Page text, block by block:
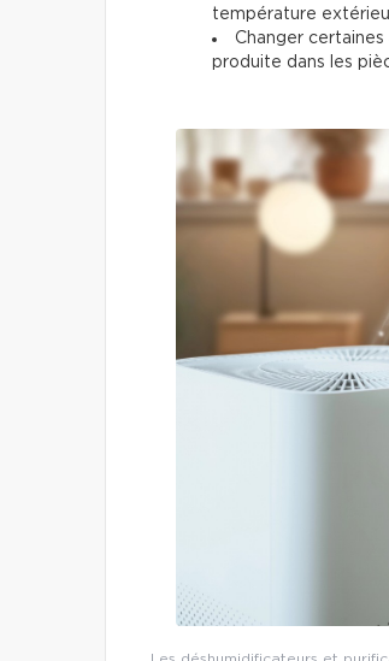
température
Changer
produite dans les